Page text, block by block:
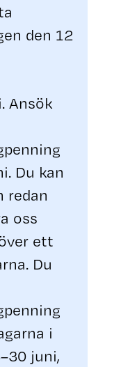
den 12
Ansök
Du kan
redan
oss
ett
Du
i
juni,